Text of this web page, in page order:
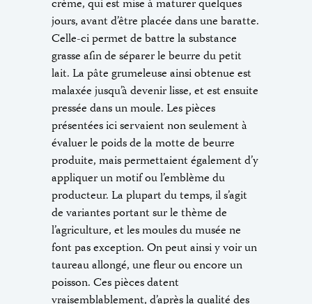
crème, qui est mise à maturer quelques
jours, avant d’être placée dans une baratte.
Celle-ci permet de battre la substance
grasse afin de séparer le beurre du petit
lait. La pâte grumeleuse ainsi obtenue est
malaxée jusqu’à devenir lisse, et est ensuite
pressée dans un moule. Les pièces
présentées ici servaient non seulement à
évaluer le poids de la motte de beurre
produite, mais permettaient également d’y
appliquer un motif ou l’emblème du
producteur. La plupart du temps, il s’agit
de variantes portant sur le thème de
l’agriculture, et les moules du musée ne
font pas exception. On peut ainsi y voir un
taureau allongé, une fleur ou encore un
poisson. Ces pièces datent